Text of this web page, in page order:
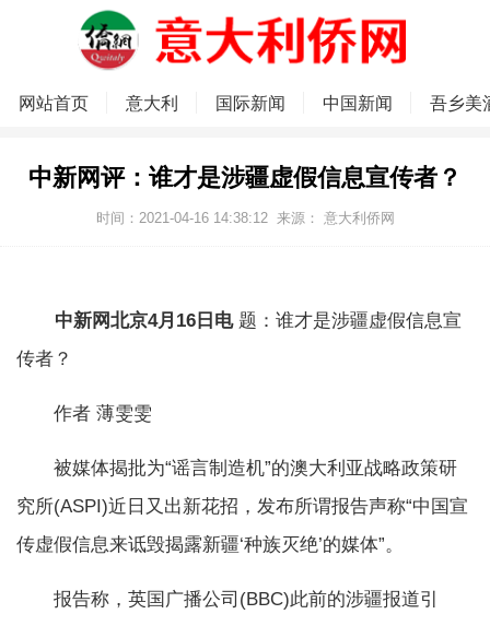
网站首页 意大利 国际新闻 中国新闻 吾乡美
中新网评：谁才是涉疆虚假信息宣传者？
时间：2021-04-16 14:38:12 来源： 意大利侨网
中新网北京4月16日电题：谁才是涉疆虚假信息宣
传者？
作者 薄雯雯
被媒体揭批为“谣言制造机”的澳大利亚战略政策研
究所(ASPI)近日又出新花招，发布所谓报告声称“中国宣
传虚假信息来诋毁揭露新疆‘种族灭绝’的媒体”。
报告称，英国广播公司(BBC)此前的涉疆报道引